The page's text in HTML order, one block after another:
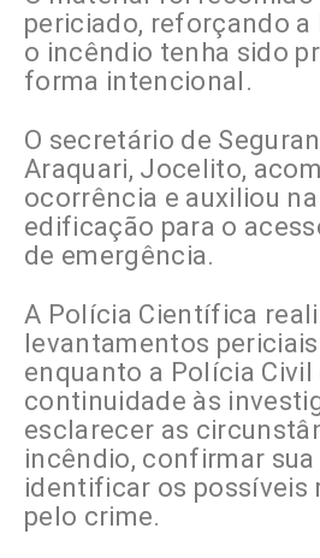
periciado, reforçando a
o incêndio tenha sido
forma intencional.
O secretário de
Araquari, Jocelito,
ocorrência e auxiliou
edificação para o
de emergência.
A Polícia Científica
levantamentos
enquanto a Polícia Civil
continuidade às
esclarecer as
incêndio, confirmar sua
identificar os possíveis
pelo crime.